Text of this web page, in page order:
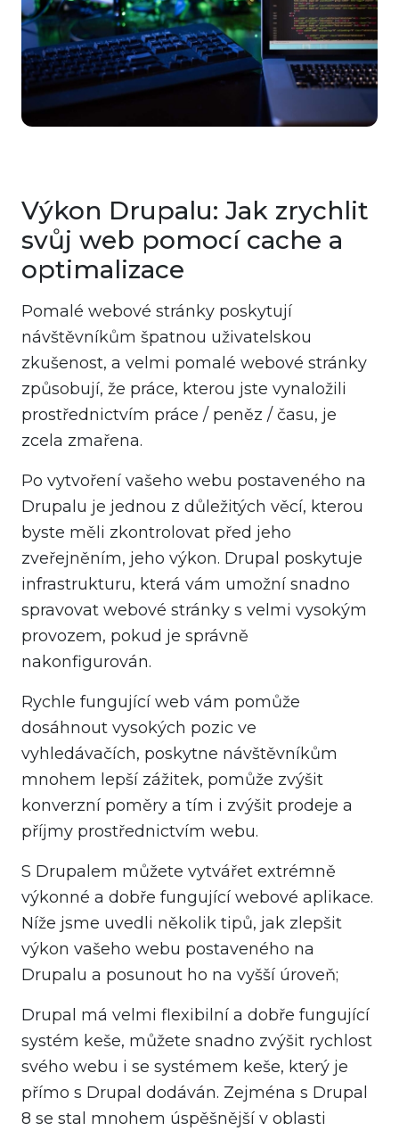
Výkon Drupalu: Jak zrychlit
svůj web pomocí cache a
optimalizace
Pomalé webové stránky poskytují
návštěvníkům špatnou uživatelskou
zkušenost, a velmi pomalé webové stránky
způsobují, že práce, kterou jste vynaložili
prostřednictvím práce / peněz / času, je
zcela zmařena.
Po vytvoření vašeho webu postaveného na
Drupalu je jednou z důležitých věcí, kterou
byste měli zkontrolovat před jeho
zveřejněním, jeho výkon. Drupal poskytuje
infrastrukturu, která vám umožní snadno
spravovat webové stránky s velmi vysokým
provozem, pokud je správně
nakonfigurován.
Rychle fungující web vám pomůže
dosáhnout vysokých pozic ve
vyhledávačích, poskytne návštěvníkům
mnohem lepší zážitek, pomůže zvýšit
konverzní poměry a tím i zvýšit prodeje a
příjmy prostřednictvím webu.
S Drupalem můžete vytvářet extrémně
výkonné a dobře fungující webové aplikace.
Níže jsme uvedli několik tipů, jak zlepšit
výkon vašeho webu postaveného na
Drupalu a posunout ho na vyšší úroveň;
Drupal má velmi flexibilní a dobře fungující
systém keše, můžete snadno zvýšit rychlost
svého webu i se systémem keše, který je
přímo s Drupal dodáván. Zejména s Drupal
8 se stal mnohem úspěšnější v oblasti